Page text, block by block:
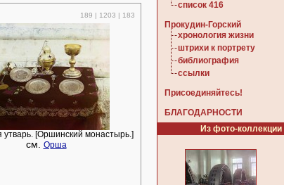
189 | 1203 | 183
утварь. [Оршинский монастырь.]
см. Орша
список 416
Прокудин-Горский
хронология жизни
штрихи к портрету
библиография
ссылки
Присоединяйтесь!
БЛАГОДАРНОСТИ
Из фото-коллекции